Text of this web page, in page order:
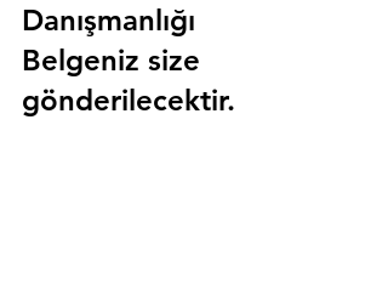
Danışmanlığı
Belgeniz size
gönderilecektir.